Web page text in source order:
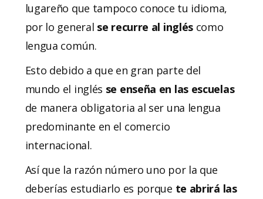
lugareño que tampoco conoce tu idioma,
por lo general se recurre al inglés como
lengua común.
Esto debido a que en gran parte del
mundo el inglés se enseña en las escuelas
de manera obligatoria al ser una lengua
predominante en el comercio
internacional.
Así que la razón número uno por la que
deberías estudiarlo es porque te abrirá las